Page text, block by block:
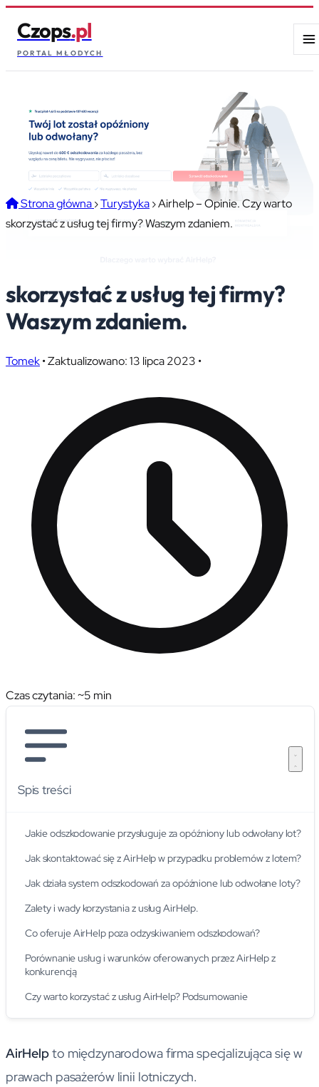
Czops.pl
PORTAL MŁODYCH
Strona główna›Turystyka›Airhelp – Opinie. Czy warto
skorzystać z usług tej firmy? Waszym zdaniem.
skorzystać z usług tej firmy?
Waszym zdaniem.
Tomek•Zaktualizowano: 13 lipca 2023 •
Czas czytania: ~5 min
Spis treści
Jakie odszkodowanie przysługuje za opóźniony lub odwołany lot?
Jak skontaktować się z AirHelp w przypadku problemów z lotem?
Jak działa system odszkodowań za opóźnione lub odwołane loty?
Zalety i wady korzystania z usług AirHelp.
Co oferuje AirHelp poza odzyskiwaniem odszkodowań?
Porównanie usług i warunków oferowanych przez AirHelp z
konkurencją
Czy warto korzystać z usług AirHelp? Podsumowanie
AirHelpto międzynarodowa firma specjalizująca się w
prawach pasażerów linii lotniczych.